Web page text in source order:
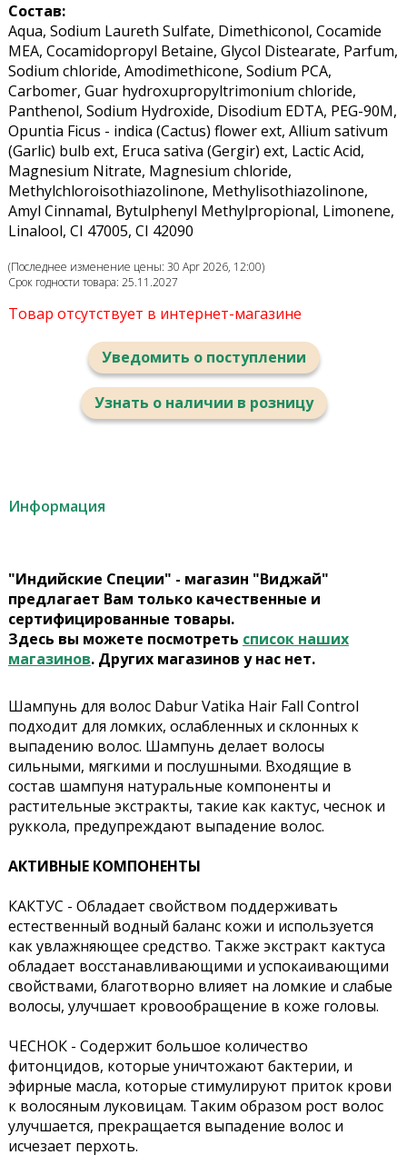
Состав:
Aqua, Sodium Laureth Sulfate, Dimethiconol, Cocamide
MEA, Cocamidopropyl Betaine, Glycol Distearate, Parfum,
Sodium chloride, Amodimethicone, Sodium PCA,
Carbomer, Guar hydroxupropyltrimonium chloride,
Panthenol, Sodium Hydroxide, Disodium EDTA, PEG-90M,
Opuntia Ficus - indica (Cactus) flower ext, Allium sativum
(Garlic) bulb ext, Eruca sativa (Gergir) ext, Lactic Acid,
Magnesium Nitrate, Magnesium chloride,
Methylchloroisothiazolinone, Methylisothiazolinone,
Amyl Cinnamal, Bytulphenyl Methylpropional, Limonene,
Linalool, CI 47005, CI 42090
(Последнее изменение цены: 30 Apr 2026, 12:00)
Срок годности товара: 25.11.2027
Товар отсутствует в интернет-магазине
Уведомить о поступлении
Узнать о наличии в розницу
Информация
"Индийские Специи" - магазин "Виджай"
предлагает Вам только качественные и
сертифицированные товары.
Здесь вы можете посмотреть список наших
магазинов. Других магазинов у нас нет.
Шампунь для волос Dabur Vatika Hair Fall Control
подходит для ломких, ослабленных и склонных к
выпадению волос. Шампунь делает волосы
сильными, мягкими и послушными. Входящие в
состав шампуня натуральные компоненты и
растительные экстракты, такие как кактус, чеснок и
руккола, предупреждают выпадение волос.
АКТИВНЫЕ КОМПОНЕНТЫ
КАКТУС - Обладает свойством поддерживать
естественный водный баланс кожи и используется
как увлажняющее средство. Также экстракт кактуса
обладает восстанавливающими и успокаивающими
свойствами, благотворно влияет на ломкие и слабые
волосы, улучшает кровообращение в коже головы.
ЧЕСНОК - Содержит большое количество
фитонцидов, которые уничтожают бактерии, и
эфирные масла, которые стимулируют приток крови
к волосяным луковицам. Таким образом рост волос
улучшается, прекращается выпадение волос и
исчезает перхоть.